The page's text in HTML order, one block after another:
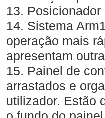
13.
14. Sistema
operação mais
apresentam
15. Painel de
arrastados e
utilizador. Estão